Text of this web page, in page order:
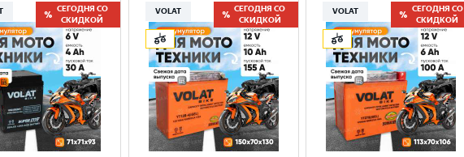
СЕГОДНЯ СО
СКИДКОЙ
VOLAT
СЕГОДНЯ СО
СКИДКОЙ
VOLAT
СЕГОДНЯ СО
СКИДКОЙ